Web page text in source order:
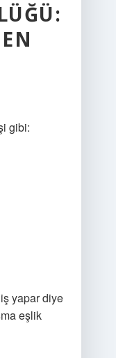
gibi:
yapar diye
eşlik